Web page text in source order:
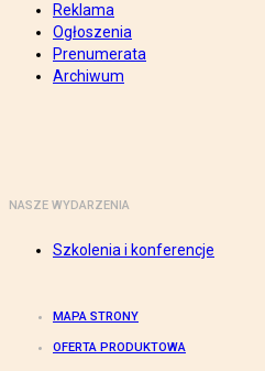
Reklama
Ogłoszenia
Prenumerata
Archiwum
NASZE WYDARZENIA
Szkolenia i konferencje
MAPA STRONY
OFERTA PRODUKTOWA